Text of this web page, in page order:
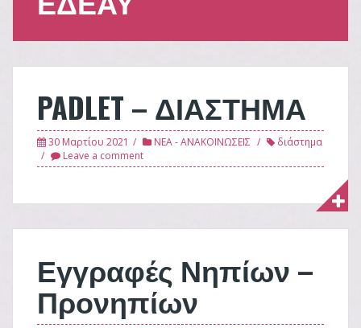
PADLET – ΔΙΑΣΤΗΜΑ
30 Μαρτίου 2021 ΝΕΑ - ΑΝΑΚΟΙΝΩΣΕΙΣ
διάστημα
Leave a comment
Εγγραφές Νηπίων –
Προνηπίων